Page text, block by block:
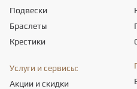
Подвески
Браслеты
Крестики
Услуги и сервисы:
Акции и скидки